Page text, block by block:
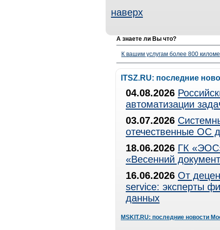
наверх
А знаете ли Вы что?
К вашим услугам более 800
ITSZ.RU: последние
04.08.2026
автоматизации
03.07.2026
отечественные ОС
18.06.2026 ГК
«Весенний
16.06.2026 От
service: эксперты
данных
MSKIT.RU: последние новости